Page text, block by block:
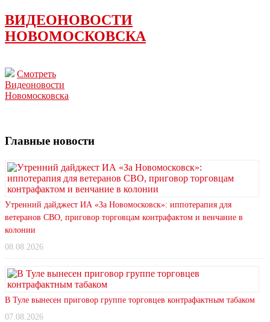
ВИДЕОНОВОСТИ
НОВОМОСКОВСКА
Смотреть
Видеоновости
Новомосковска
Главные новости
Утренний дайджест ИА «За Новомосковск»: иппотерапия для
ветеранов СВО, приговор торговцам контрафактом и венчание в
колонии
08.08.2026
В Туле вынесен приговор группе торговцев контрафактным табаком
07.08.2026